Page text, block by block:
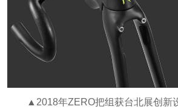
▲2018年ZERO把组获台北展创新